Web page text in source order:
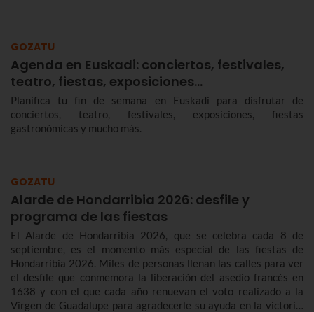
GOZATU
Agenda en Euskadi: conciertos, festivales,
teatro, fiestas, exposiciones…
Planifica tu fin de semana en Euskadi para disfrutar de
conciertos, teatro, festivales, exposiciones, fiestas
gastronómicas y mucho más.
GOZATU
Alarde de Hondarribia 2026: desfile y
programa de las fiestas
El Alarde de Hondarribia 2026, que se celebra cada 8 de
septiembre, es el momento más especial de las fiestas de
Hondarribia 2026. Miles de personas llenan las calles para ver
el desfile que conmemora la liberación del asedio francés en
1638 y con el que cada año renuevan el voto realizado a la
Virgen de Guadalupe para agradecerle su ayuda en la victoria.